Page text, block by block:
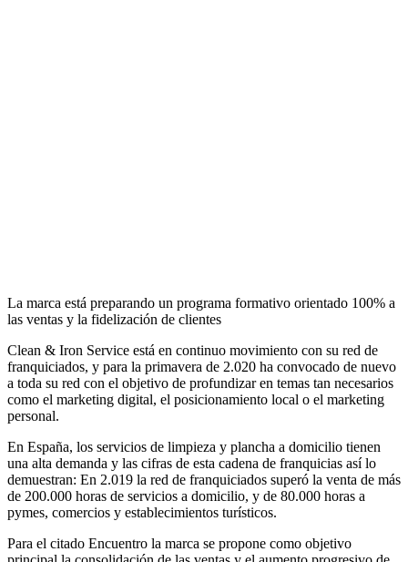
La marca está preparando un programa formativo orientado 100% a
las ventas y la fidelización de clientes
Clean & Iron Service está en continuo movimiento con su red de
franquiciados, y para la primavera de 2.020 ha convocado de nuevo
a toda su red con el objetivo de profundizar en temas tan necesarios
como el marketing digital, el posicionamiento local o el marketing
personal.
En España, los servicios de limpieza y plancha a domicilio tienen
una alta demanda y las cifras de esta cadena de franquicias así lo
demuestran: En 2.019 la red de franquiciados superó la venta de más
de 200.000 horas de servicios a domicilio, y de 80.000 horas a
pymes, comercios y establecimientos turísticos.
Para el citado Encuentro la marca se propone como objetivo